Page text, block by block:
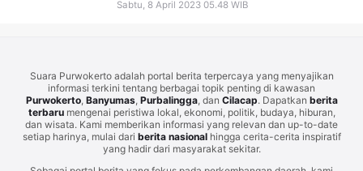
Sabtu, 8 April 2023 05.48 WIB
Suara Purwokerto adalah portal berita terpercaya yang menyajikan
informasi terkini tentang berbagai topik penting di kawasan
Purwokerto, Banyumas, Purbalingga, dan Cilacap. Dapatkan berita
terbarumengenai peristiwa lokal, ekonomi, politik, budaya, hiburan,
dan wisata. Kami memberikan informasi yang relevan dan up-to-date
setiap harinya, mulai dari berita nasionalhingga cerita-cerita inspiratif
yang hadir dari masyarakat sekitar.